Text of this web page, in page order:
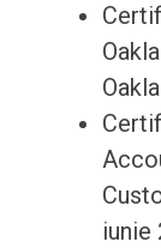
iunie